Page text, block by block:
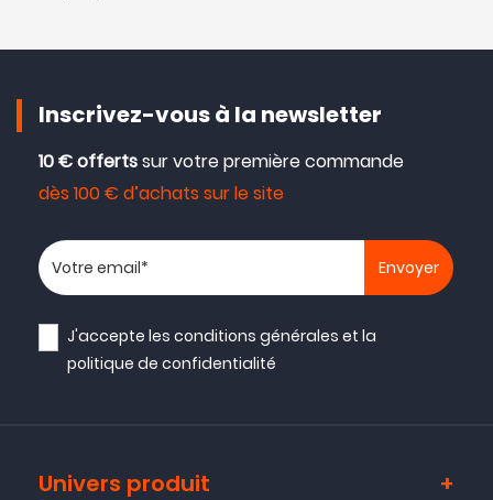
Inscrivez-vous à la newsletter
10 € offertssur votre première commande
dès 100 € d’achats sur le site
Votre adresse email
J'accepte lesconditions générales et la
politique de confidentialité
Univers produit